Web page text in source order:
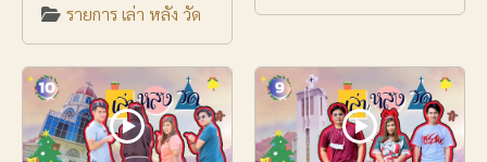
รายการ เล่า หลัง วัด